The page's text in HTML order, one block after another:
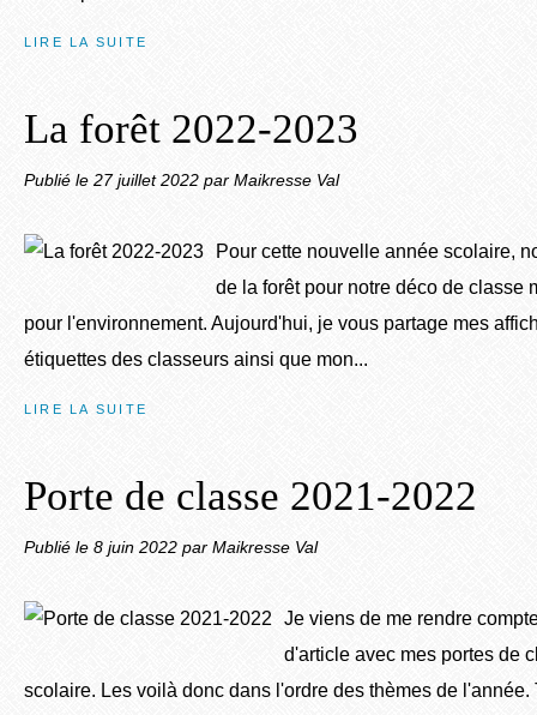
LIRE LA SUITE
La forêt 2022-2023
Publié le 27 juillet 2022 par Maikresse Val
Pour cette nouvelle année scolaire,
de la forêt pour notre déco de classe
pour l'environnement. Aujourd'hui, je vous partage mes
étiquettes des classeurs ainsi que mon...
LIRE LA SUITE
Porte de classe 2021-2022
Publié le 8 juin 2022 par Maikresse Val
Je viens de me rendre
d'article avec mes portes de
scolaire. Les voilà donc dans l'ordre des thèmes de l'année.